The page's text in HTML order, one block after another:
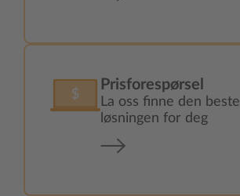
Prisforespørsel
La oss finne den beste
løsningen for deg